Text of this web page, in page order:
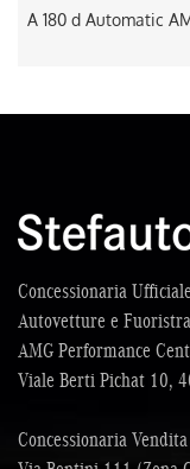
A 180 d Automatic
Concessionaria
Autovetture e
AMG Performance
Viale Berti Pichat 10,
Concessionaria